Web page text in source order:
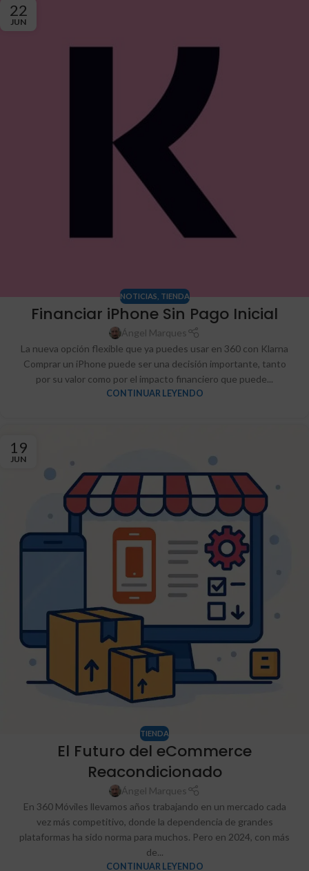
22
JUN
NOTICIAS TIENDA
Financiar iPhone Sin Pago Inicial
Ángel Marques
La nueva opción flexible que ya puedes usar en 360 con Klarna
Comprar un iPhone puede ser una decisión importante, tanto
por su valor como por el impacto financiero que puede...
CONTINUAR LEYENDO
19
JUN
TIENDA
El Futuro del eCommerce
Reacondicionado
Ángel Marques
En 360 Móviles llevamos años trabajando en un mercado cada
vez más competitivo, donde la dependencia de grandes
plataformas ha sido norma para muchos. Pero en 2024, con más
de...
CONTINUAR LEYENDO